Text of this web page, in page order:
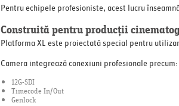
Pentru echipele profesioniste, acest lucru
Construită pentru producții
Platforma XL este proiectată special pentru
Camera integrează conexiuni profesionale precum:
12G-SDI
Timecode In/Out
Genlock